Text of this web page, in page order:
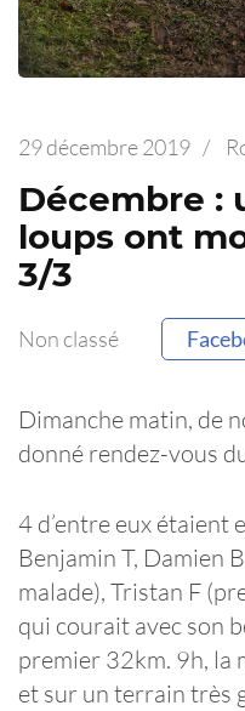
29 décembre 2019 /
Décembre :
loups ont
3/3
Non classé
Dimanche matin, de
donné rendez-vous
4 d’entre eux étaient
Benjamin T, Damien
malade), Tristan F
qui courait avec son
premier 32km. 9h, la
et sur un terrain très